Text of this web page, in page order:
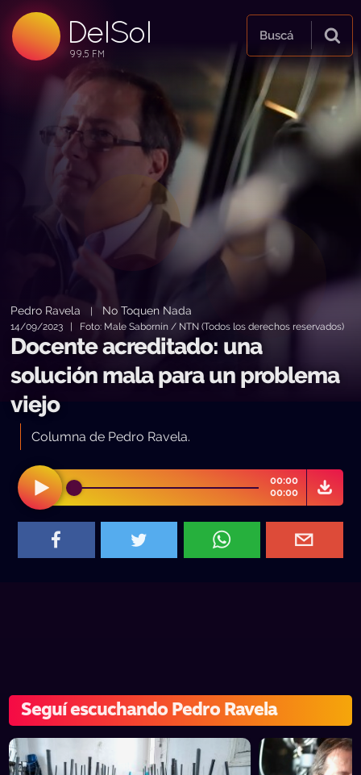
DelSol
99.5 FM
99.5 FM
99.5 FM
Buscá
Pedro Ravela No Toquen Nada
14/09/2023 | Foto: Male Sabornín / NTN (Todos los derechos reservados)
Docente acreditado: una
solución mala para un problema
viejo
Columna de Pedro Ravela.
00:00
00:00
Seguí escuchando Pedro Ravela